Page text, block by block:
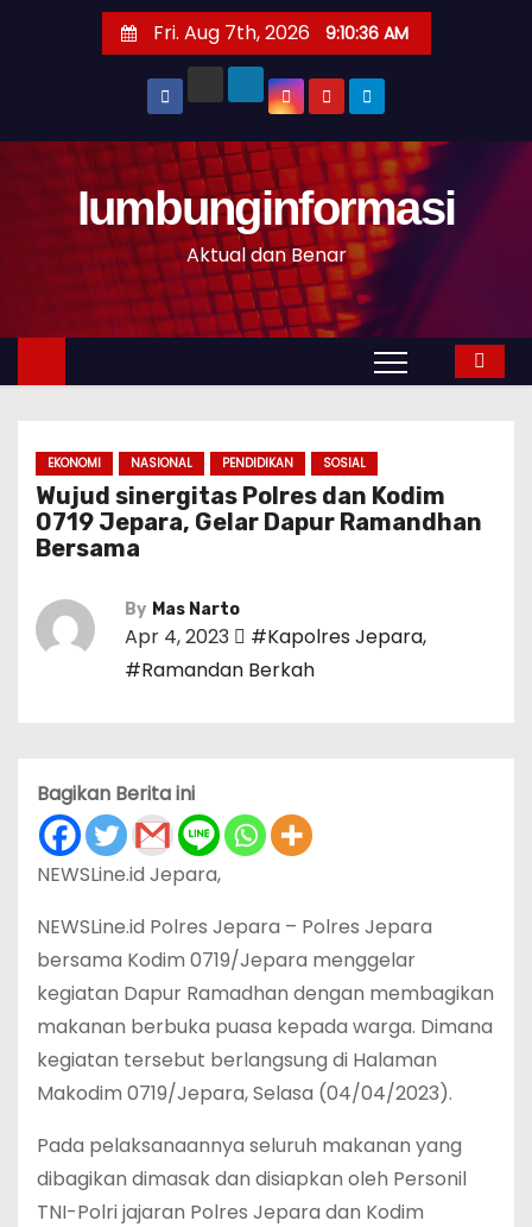
t
n
Fri. Aug 7th, 2026 9:10:37 AM
Iumbunginformasi
Aktual dan Benar
EKONOMI NASIONAL PENDIDIKAN SOSIAL
Wujud sinergitas Polres dan Kodim
0719 Jepara, Gelar Dapur Ramandhan
Bersama
By Mas Narto
Apr 4, 2023 #Kapolres Jepara,
#Ramandan Berkah
Bagikan Berita ini
NEWSLine.id Jepara,
NEWSLine.id Polres Jepara – Polres Jepara
bersama Kodim 0719/Jepara menggelar
kegiatan Dapur Ramadhan dengan membagikan
makanan berbuka puasa kepada warga. Dimana
kegiatan tersebut berlangsung di Halaman
Makodim 0719/Jepara, Selasa (04/04/2023).
Pada pelaksanaannya seluruh makanan yang
dibagikan dimasak dan disiapkan oleh Personil
TNI-Polri jajaran Polres Jepara dan Kodim